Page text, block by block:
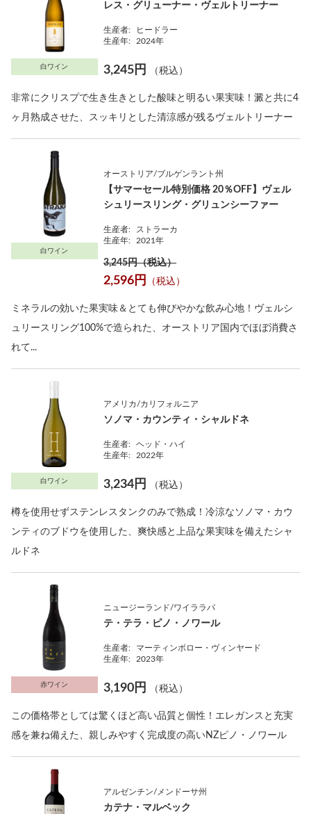
白ワイン
レス・グリューナー・ヴェルトリーナー
生産者:
ヒードラー
生産年:
2024年
3,245円 （税込）
非常にクリスプで生き生きとした酸味と明るい果実味！澱と共に4
ヶ月熟成させた、スッキリとした清涼感が残るヴェルトリーナー
白ワイン
オーストリア/ブルゲンラント州
【サマーセール特別価格 20％OFF】ヴェル
シュリースリング・グリュンシーファー
生産者:
ストラーカ
生産年:
2021年
3,245円（税込）
2,596円 （税込）
ミネラルの効いた果実味＆とても伸びやかな飲み心地！ヴェルシ
ュリースリング100%で造られた、オーストリア国内でほぼ消費さ
れて...
白ワイン
アメリカ/カリフォルニア
ソノマ・カウンティ・シャルドネ
生産者:
ヘッド・ハイ
生産年:
2022年
3,234円 （税込）
樽を使用せずステンレスタンクのみで熟成！冷涼なソノマ・カウ
ンティのブドウを使用した、爽快感と上品な果実味を備えたシャ
ルドネ
赤ワイン
ニュージーランド/ワイララパ
テ・テラ・ピノ・ノワール
生産者:
マーティンボロー・ヴィンヤード
生産年:
2023年
3,190円 （税込）
この価格帯としては驚くほど高い品質と個性！エレガンスと充実
感を兼ね備えた、親しみやすく完成度の高いNZピノ・ノワール
アルゼンチン/メンドーサ州
カテナ・マルベック